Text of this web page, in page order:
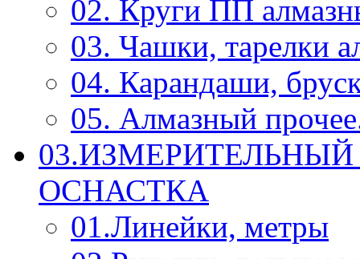
02. Круги ПП
03. Чашки, тарелки
04. Карандаши,
05. Алмазный
ОСНАСТКА
01.Линейки, метры